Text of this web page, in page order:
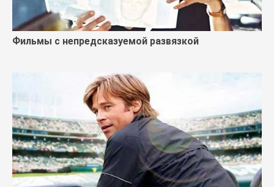
Фильмы с непредсказуемой развязкой